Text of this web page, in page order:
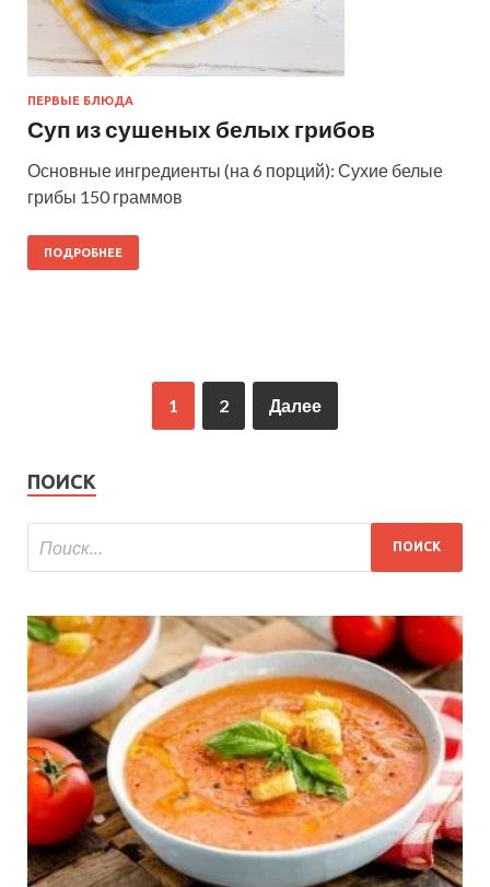
ПЕРВЫЕ БЛЮДА
Суп из сушеных белых грибов
Основные ингредиенты (на 6 порций): Сухие белые
грибы 150 граммов
ПОДРОБНЕЕ
1 2 Далее
ПОИСК